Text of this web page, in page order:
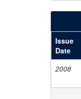
Issue
Date
2008